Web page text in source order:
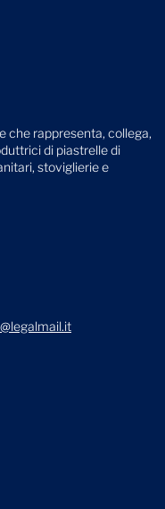
che rappresenta, collega,
di piastrelle di
stoviglierie e